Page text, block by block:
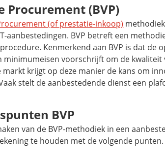
Procurement (BVP)
(of prestatie-inkoop)
aanbestedingen. BVP betreft een
Kenmerkend aan BVP is dat de
minimumeisen voorschrijft om de kwaliteit
markt krijgt op deze manier de kans om
stelt de aanbestedende dienst een
BVP
van de BVP-methodiek in een
te houden met de volgende punten.